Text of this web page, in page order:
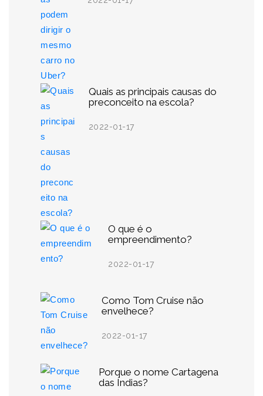
Quais as principais causas do
preconceito na escola?
2022-01-17
O que é o
empreendimento?
2022-01-17
Como Tom Cruise não
envelhece?
2022-01-17
Porque o nome Cartagena
das Índias?